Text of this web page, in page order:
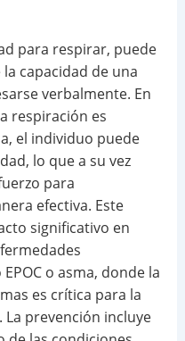
para respirar, puede
capacidad de una
verbalmente. En
respiración es
el individuo puede
lo que a su vez
para
efectiva. Este
significativo en
o asma, donde la
es crítica para la
prevención incluye